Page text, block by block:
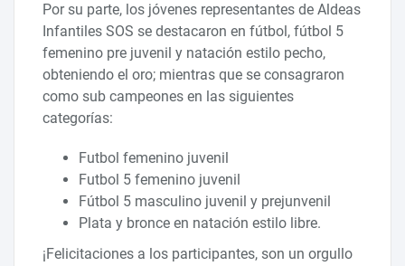
Por su parte, los jóvenes representantes de Aldeas
Infantiles SOS se destacaron en fútbol, fútbol 5
femenino pre juvenil y natación estilo pecho,
obteniendo el oro; mientras que se consagraron
como sub campeones en las siguientes
categorías:
Futbol femenino juvenil
Futbol 5 femenino juvenil
Fútbol 5 masculino juvenil y prejunvenil
Plata y bronce en natación estilo libre.
¡Felicitaciones a los participantes, son un orgullo